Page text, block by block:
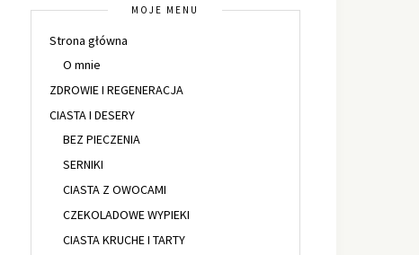
MOJE MENU
Strona główna
O mnie
ZDROWIE I REGENERACJA
CIASTA I DESERY
BEZ PIECZENIA
SERNIKI
CIASTA Z OWOCAMI
CZEKOLADOWE WYPIEKI
CIASTA KRUCHE I TARTY